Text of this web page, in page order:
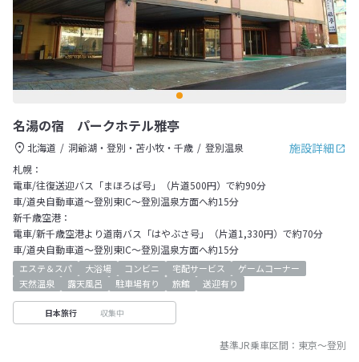
名湯の宿 パークホテル雅亭
施設詳細
北海道 洞爺湖・登別・苫小牧・千歳
登別温泉
札幌：
電車/往復送迎バス「まほろば号」（片道500円）で約90分
車/道央自動車道～登別東IC～登別温泉方面へ約15分
新千歳空港：
電車/新千歳空港より道南バス「はやぶさ号」（片道1,330円）で約70分
車/道央自動車道～登別東IC～登別温泉方面へ約15分
エステ＆スパ 大浴場 コンビニ 宅配サービス
ゲームコーナー
天然温泉
露天風呂 駐車場有り 旅館 送迎有り
日本旅行 収集中
基準JR乗車区間： 東京～登別